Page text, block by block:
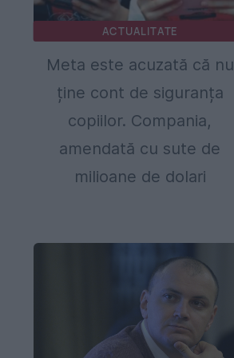
ACTUALITATE
Meta este acuzată că nu
ține cont de siguranța
copiilor. Compania,
amendată cu sute de
milioane de dolari